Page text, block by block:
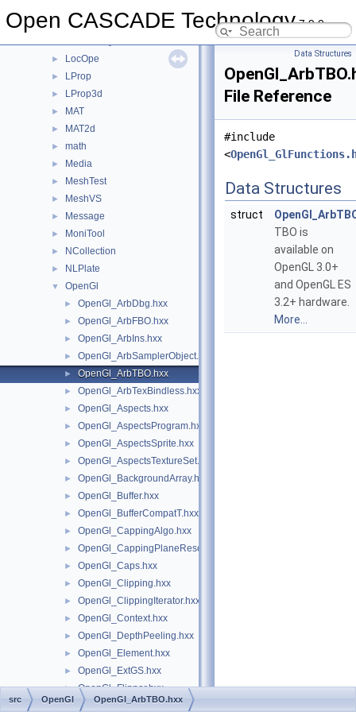
Open CASCADE Technology7.9.0
LDOM
► LocOpe
► LProp
► LProp3d
► MAT
► MAT2d
► math
► Media
► MeshTest
► MeshVS
► Message
► MoniTool
► NCollection
► NLPlate
▼ OpenGl
► OpenGl_ArbDbg.hxx
► OpenGl_ArbFBO.hxx
► OpenGl_ArbIns.hxx
► OpenGl_ArbSamplerObject.hxx
► OpenGl_ArbTBO.hxx
► OpenGl_ArbTexBindless.hxx
► OpenGl_Aspects.hxx
► OpenGl_AspectsProgram.hxx
► OpenGl_AspectsSprite.hxx
► OpenGl_AspectsTextureSet.hxx
► OpenGl_BackgroundArray.hxx
► OpenGl_Buffer.hxx
► OpenGl_BufferCompatT.hxx
► OpenGl_CappingAlgo.hxx
► OpenGl_CappingPlaneResource.hxx
► OpenGl_Caps.hxx
► OpenGl_Clipping.hxx
► OpenGl_ClippingIterator.hxx
► OpenGl_Context.hxx
► OpenGl_DepthPeeling.hxx
► OpenGl_Element.hxx
► OpenGl_ExtGS.hxx
► OpenGl_Flipper.hxx
► OpenGl_Font.hxx
Data Structures
File Reference
#include
<
Data Structures
struct
TBO is
available on
OpenGL 3.0+
and OpenGL ES
3.2+ hardware.
More...
src OpenGl OpenGl_ArbTBO.hxx